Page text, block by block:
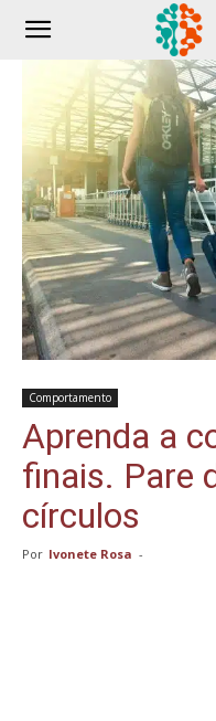
Comportamento
Aprenda a
finais. Pare
círculos
Por Ivonete Rosa -